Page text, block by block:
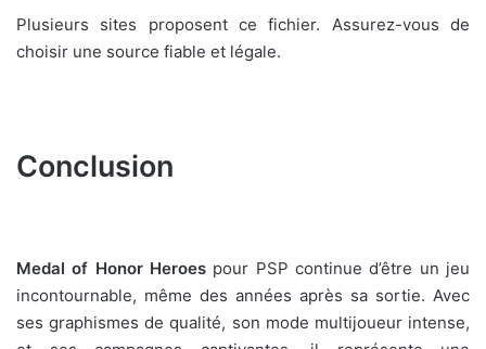
Plusieurs sites proposent ce fichier. Assurez-vous de
choisir une source fiable et légale.
Conclusion
Medal of Honor Heroes pour PSP continue d’être un jeu
incontournable, même des années après sa sortie. Avec
ses graphismes de qualité, son mode multijoueur intense,